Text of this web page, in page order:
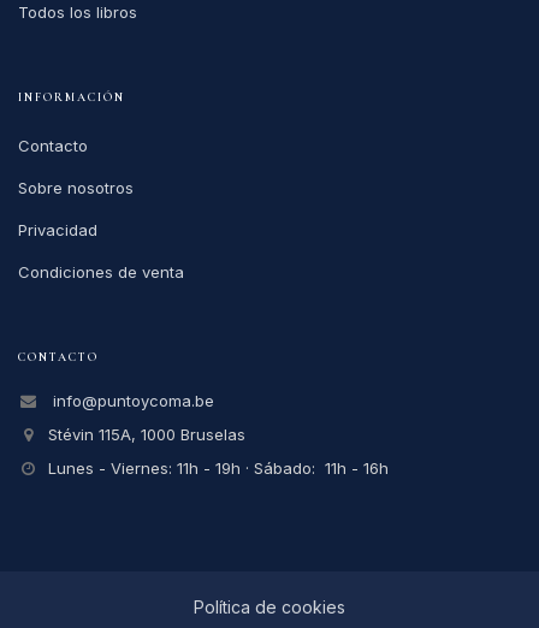
Todos los libros
INFORMACIÓN
Contacto
Sobre nosotros
Privacidad
Condiciones de venta
CONTACTO
info@puntoycoma.be
Stévin 115A, 1000 Bruselas
Lunes - Viernes: 11h - 19h · Sábado: 11h - 16h
Política de cookies